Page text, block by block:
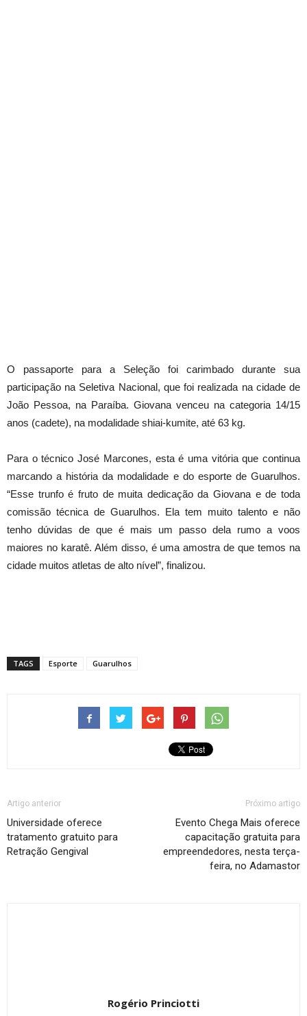
O passaporte para a Seleção foi carimbado durante sua
participação na Seletiva Nacional, que foi realizada na cidade de
João Pessoa, na Paraíba. Giovana venceu na categoria 14/15
anos (cadete), na modalidade shiai-kumite, até 63 kg.
Para o técnico José Marcones, esta é uma vitória que continua
marcando a história da modalidade e do esporte de Guarulhos.
“Esse trunfo é fruto de muita dedicação da Giovana e de toda
comissão técnica de Guarulhos. Ela tem muito talento e não
tenho dúvidas de que é mais um passo dela rumo a voos
maiores no karatê. Além disso, é uma amostra de que temos na
cidade muitos atletas de alto nível”, finalizou.
TAGS Esporte Guarulhos
Artigo anterior
Universidade oferece
tratamento gratuito para
Retração Gengival
Próximo artigo
Evento Chega Mais oferece
capacitação gratuita para
empreendedores, nesta terça-
feira, no Adamastor
Rogério Princiotti